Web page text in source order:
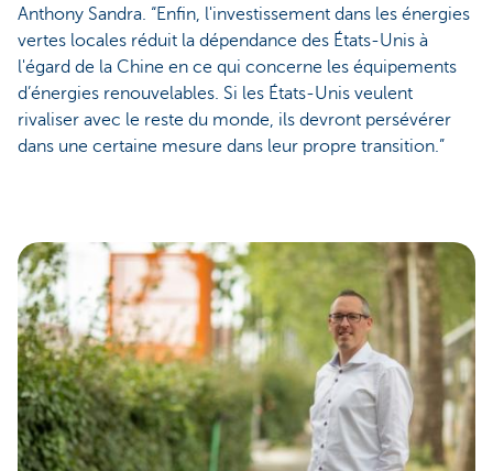
Anthony Sandra. “Enfin, l'investissement dans les énergies
vertes locales réduit la dépendance des États-Unis à
l'égard de la Chine en ce qui concerne les équipements
d’énergies renouvelables. Si les États-Unis veulent
rivaliser avec le reste du monde, ils devront persévérer
dans une certaine mesure dans leur propre transition.”